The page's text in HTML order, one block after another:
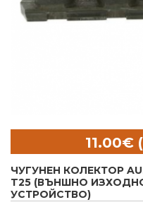
ЧУГУНЕН КОЛЕКТОР
T25 (ВЪНШНО
УСТРОЙСТВО)